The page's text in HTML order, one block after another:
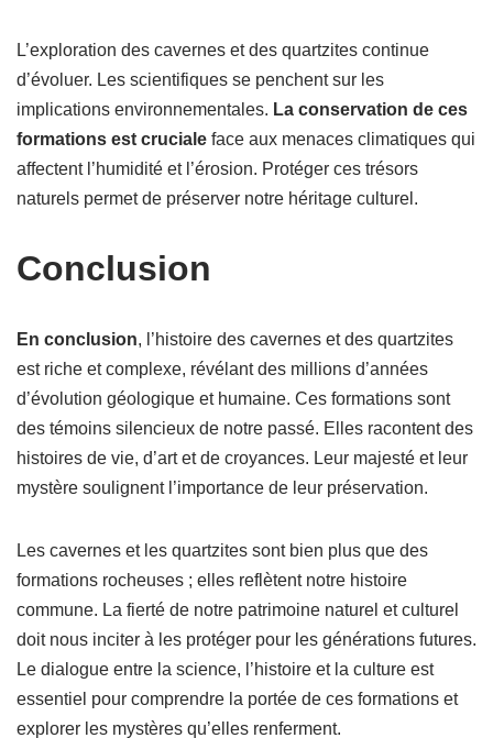
L’exploration des cavernes et des quartzites continue
d’évoluer. Les scientifiques se penchent sur les
implications environnementales. La conservation de ces
formations est cruciale face aux menaces climatiques qui
affectent l’humidité et l’érosion. Protéger ces trésors
naturels permet de préserver notre héritage culturel.
Conclusion
En conclusion, l’histoire des cavernes et des quartzites
est riche et complexe, révélant des millions d’années
d’évolution géologique et humaine. Ces formations sont
des témoins silencieux de notre passé. Elles racontent des
histoires de vie, d’art et de croyances. Leur majesté et leur
mystère soulignent l’importance de leur préservation.
Les cavernes et les quartzites sont bien plus que des
formations rocheuses ; elles reflètent notre histoire
commune. La fierté de notre patrimoine naturel et culturel
doit nous inciter à les protéger pour les générations futures.
Le dialogue entre la science, l’histoire et la culture est
essentiel pour comprendre la portée de ces formations et
explorer les mystères qu’elles renferment.